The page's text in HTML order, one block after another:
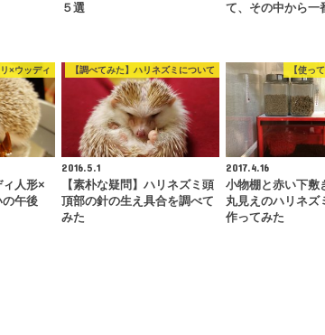
５選
て、その中から
×ウッディ
ィ人形×
の午後
【調べてみた】ハリネズミについて
2016.5.1
【素朴な疑問】ハリネズミ頭
頂部の針の生え具合を調べて
みた
【使っ
2017.4.16
小物棚と赤い下敷
丸見えのハリネズ
作ってみた